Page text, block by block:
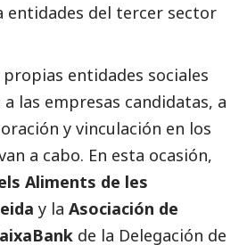
del tercer sector
propias entidades sociales
las empresas candidatas, a
y vinculación en los
a cabo. En esta ocasión,
Aliments de les
y la Asociación de
de la Delegación de